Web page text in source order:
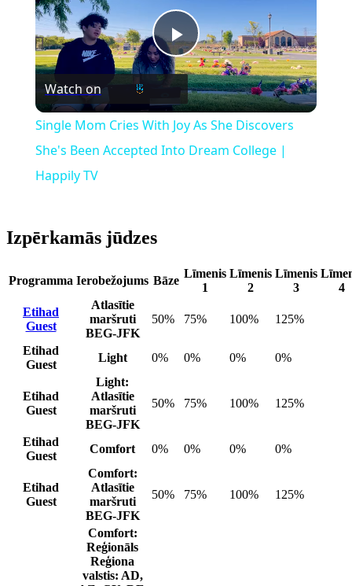
Play
Video
Watch on
Single Mom Cries With Joy As She Discovers
She's Been Accepted Into Dream College |
Happily TV
Izpērkamās jūdzes
Programma Ierobežojums Bāze
Līmenis
1
Līmenis
2
Līmenis
3
4
Etihad
Guest
Atlasītie
maršruti
BEG-JFK
50% 75% 100% 125%
Etihad
Guest
Light 0% 0% 0% 0%
Etihad
Guest
Light:
Atlasītie
maršruti
BEG-JFK
50% 75% 100% 125%
Etihad
Guest
Comfort 0% 0% 0% 0%
Etihad
Guest
Comfort:
Atlasītie
maršruti
BEG-JFK
50% 75% 100% 125%
Comfort:
Reģionāls
Reģiona
valstis: AD,